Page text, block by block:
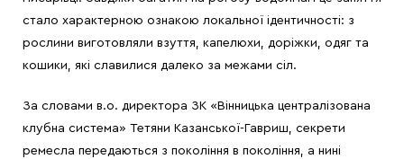
стало характерною ознакою локальної ідентичності: з
рослини виготовляли взуття, капелюхи, доріжки, одяг та
кошики, які славилися далеко за межами сіл.
За словами в.о. директора ЗК «Вінницька централізована
клубна система» Тетяни Казанської-Гавриш, секрети
ремесла передаються з покоління в покоління, а нині